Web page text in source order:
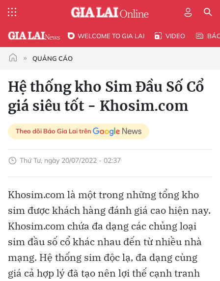
WELCOME TO GIA LAI VIDEO
QUẢNG CÁO
Hệ thống kho Sim Đầu Số Cổ
giá siêu tốt - Khosim.com
Theo dõi Báo Gia Lai trên
Thứ Tư, ngày 20/07/2022 - 02:37
Khosim.com là một trong những tổng kho
sim được khách hàng đánh giá cao hiện nay.
Khosim.com chứa đa dạng các chủng loại
sim đầu số cổ khác nhau đến từ nhiều nhà
mạng. Hệ thống sim độc lạ, đa dạng cùng
giá cả hợp lý đã tạo nên lợi thế cạnh tranh